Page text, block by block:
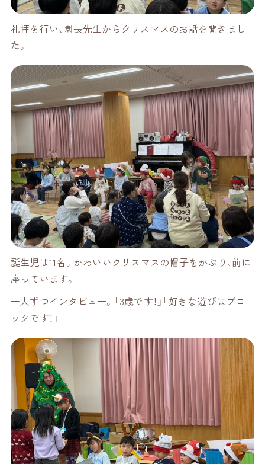
礼拝を行い、園長先生からクリスマスのお話を聞きまし
た。
誕生児は11名。かわいいクリスマスの帽子をかぶり、前に
座っています。
一人ずつインタビュー。「3歳です！」「好きな遊びはブロ
ックです！」